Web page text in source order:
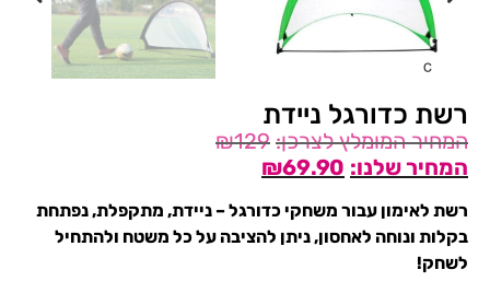
רשת כדורגל ניידת
₪129
₪69.90
רשת לאימון עבור משחקי כדורגל – ניידת, מתקפלת, נפתחת
בקלות ונוחה לאחסון, ניתן להציבה על כל משטח ולהתחיל
לשחק!